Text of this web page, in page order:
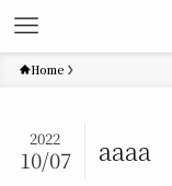
Home
aaaa
2022
10/07